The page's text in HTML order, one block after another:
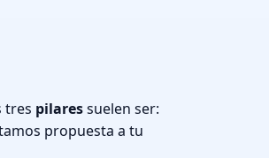
tres pilaressuelen ser:
propuesta a tu